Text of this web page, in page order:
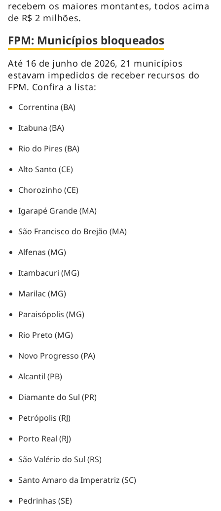
recebem os maiores montantes, todos acima
de R$ 2 milhões.
FPM: Municípios bloqueados
Até 16 de junho de 2026, 21 municípios
estavam impedidos de receber recursos do
FPM. Confira a lista:
Correntina (BA)
Itabuna (BA)
Rio do Pires (BA)
Alto Santo (CE)
Chorozinho (CE)
Igarapé Grande (MA)
São Francisco do Brejão (MA)
Alfenas (MG)
Itambacuri (MG)
Marilac (MG)
Paraisópolis (MG)
Rio Preto (MG)
Novo Progresso (PA)
Alcantil (PB)
Diamante do Sul (PR)
Petrópolis (RJ)
Porto Real (RJ)
São Valério do Sul (RS)
Santo Amaro da Imperatriz (SC)
Pedrinhas (SE)